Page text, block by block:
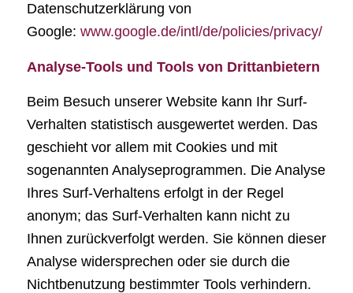
Datenschutzerklärung von
Google: www.google.de/intl/de/policies/privacy/
Analyse-Tools und Tools von Drittanbietern
Beim Besuch unserer Website kann Ihr Surf-
Verhalten statistisch ausgewertet werden. Das
geschieht vor allem mit Cookies und mit
sogenannten Analyseprogrammen. Die Analyse
Ihres Surf-Verhaltens erfolgt in der Regel
anonym; das Surf-Verhalten kann nicht zu
Ihnen zurückverfolgt werden. Sie können dieser
Analyse widersprechen oder sie durch die
Nichtbenutzung bestimmter Tools verhindern.